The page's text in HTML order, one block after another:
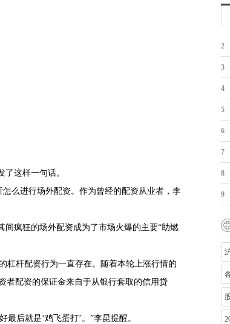
这样一句话。
么进行场外配资。作为曾经的配资从业者，李
间疯狂的场外配资成为了市场火爆的主要“助燃
杠杆配资行为一直存在。随着本轮上涨行情的
者配资的保证金来自于从银行套取的信用贷
后就是‘鸡飞蛋打’。”李昆提醒。
2
3
4
5
6
7
8
9